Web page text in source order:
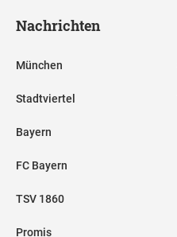
Nachrichten
München
Stadtviertel
Bayern
FC Bayern
TSV 1860
Promis